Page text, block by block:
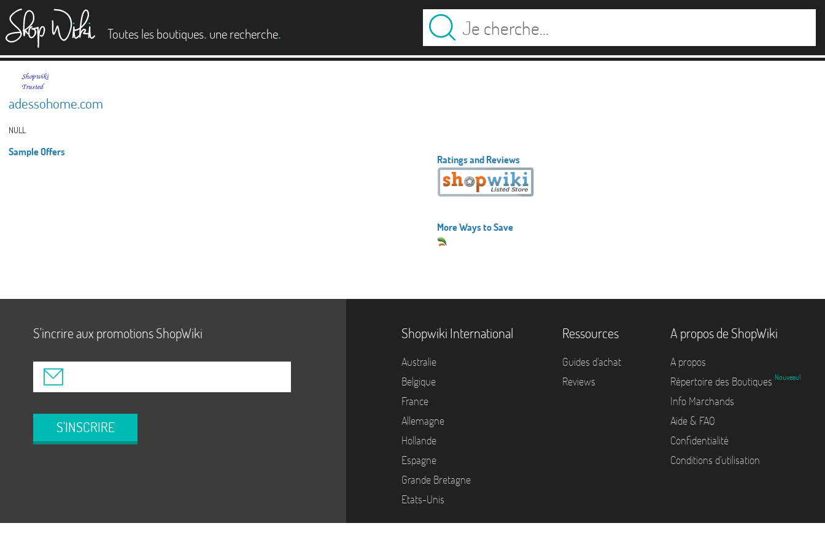
Toutes les boutiques. une recherche.
adessohome.com
NULL
Sample Offers
Ratings and Reviews
More Ways to Save
S'incrire aux promotions ShopWiki
S'INSCRIRE
Shopwiki International
Australie
Belgique
France
Allemagne
Hollande
Espagne
Grande Bretagne
Etats-Unis
Ressources
Guides d'achat
Reviews
A propos de ShopWiki
A propos
Répertoire des Boutiques Nouveau!
Info Marchands
Aide & FAQ
Confidentialité
Conditions d'utilisation